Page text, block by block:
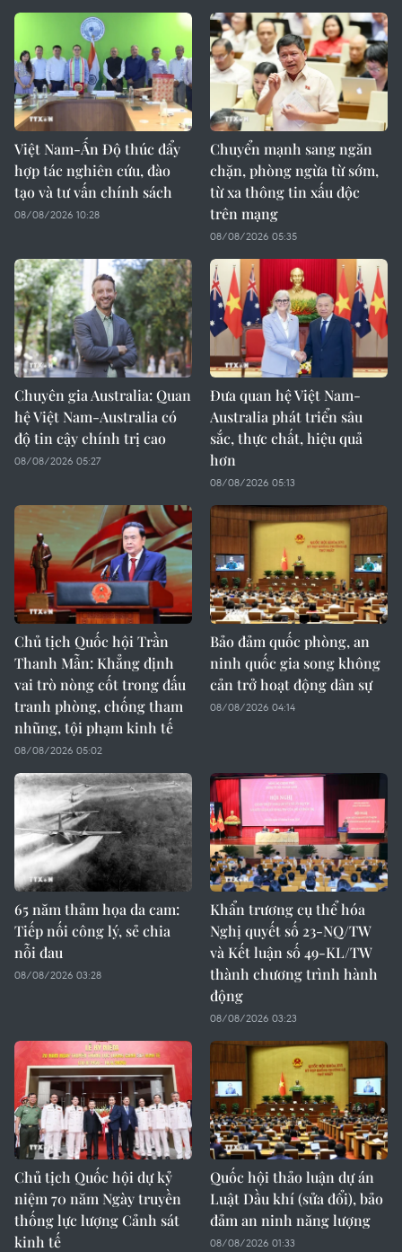
Việt Nam-Ấn Độ thúc đẩy
hợp tác nghiên cứu, đào
tạo và tư vấn chính sách
08/08/2026 10:28
Chuyển mạnh sang ngăn
chặn, phòng ngừa từ sớm,
từ xa thông tin xấu độc
trên mạng
08/08/2026 05:35
Chuyên gia Australia: Quan
hệ Việt Nam-Australia có
độ tin cậy chính trị cao
08/08/2026 05:27
Đưa quan hệ Việt Nam-
Australia phát triển sâu
sắc, thực chất, hiệu quả
hơn
08/08/2026 05:13
Chủ tịch Quốc hội Trần
Thanh Mẫn: Khẳng định
vai trò nòng cốt trong đấu
tranh phòng, chống tham
nhũng, tội phạm kinh tế
08/08/2026 05:02
Bảo đảm quốc phòng, an
ninh quốc gia song không
cản trở hoạt động dân sự
08/08/2026 04:14
65 năm thảm họa da cam:
Tiếp nối công lý, sẻ chia
nỗi đau
08/08/2026 03:28
Khẩn trương cụ thể hóa
Nghị quyết số 23-NQ/TW
và Kết luận số 49-KL/TW
thành chương trình hành
động
08/08/2026 03:23
Chủ tịch Quốc hội dự kỷ
niệm 70 năm Ngày truyền
thống lực lượng Cảnh sát
kinh tế
Quốc hội thảo luận dự án
Luật Dầu khí (sửa đổi), bảo
đảm an ninh năng lượng
08/08/2026 01:33